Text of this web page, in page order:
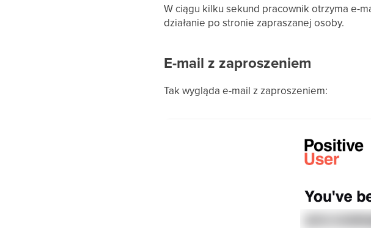
W ciągu kilku sekund pracownik otrzyma e-
działanie po stronie zapraszanej osoby.
E-mail z zaproszeniem
Tak wygląda e-mail z zaproszeniem: